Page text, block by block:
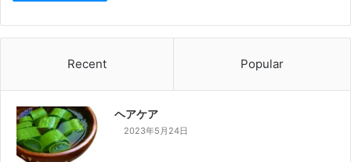
Recent Popular
ヘアケア
2023年5月24日